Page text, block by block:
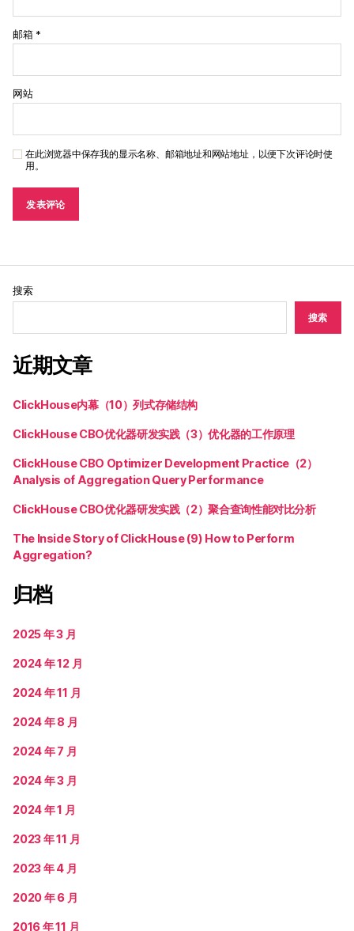
邮箱 *
网站
在此浏览器中保存我的显示名称、邮箱地址和网站地址，以便下次评论时使
用。
搜索
搜索
近期文章
ClickHouse内幕（10）列式存储结构
ClickHouse CBO优化器研发实践（3）优化器的工作原理
ClickHouse CBO Optimizer Development Practice（2）
Analysis of Aggregation Query Performance
ClickHouse CBO优化器研发实践（2）聚合查询性能对比分析
The Inside Story of ClickHouse (9) How to Perform
Aggregation?
归档
2025 年 3 月
2024 年 12 月
2024 年 11 月
2024 年 8 月
2024 年 7 月
2024 年 3 月
2024 年 1 月
2023 年 11 月
2023 年 4 月
2020 年 6 月
2016 年 11 月